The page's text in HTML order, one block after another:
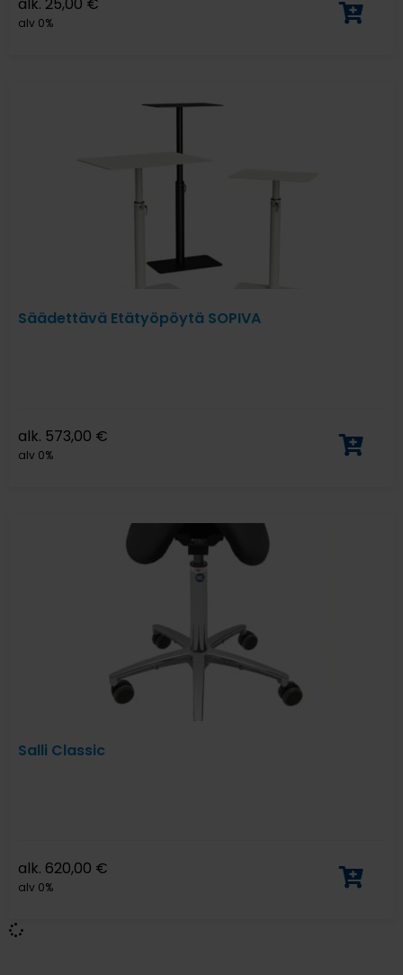
alk. 25,00 €
alv 0%
Säädettävä Etätyöpöytä SOPIVA
alk. 573,00 €
alv 0%
Salli Classic
alk. 620,00 €
alv 0%